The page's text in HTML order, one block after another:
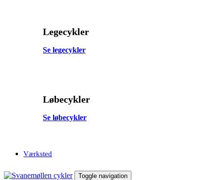
Legecykler
Se legecykler
Løbecykler
Se løbecykler
Værksted
Toggle navigation